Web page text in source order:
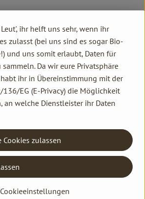
Bete in kleine Stücke schneiden.
zum Kochen bringen und die Rote Bete
Minuten garen. In der Zwischenzeit die
Petersilienwurzeln, Knollensellerie
schneiden.
°C Ober-Unterhitze vorheizen. Die
einem Küchentuch trocken tupfen. Dann
geben und mit 1 EL Öl sowie 1 EL
Zwei Backbleche bzw. Backroste mit
ihr helft uns sehr, wenn ihr
zulasst (bei uns sind es sogar Bio-
und uns somit erlaubt, Daten für
Da wir eure Privatsphäre
ihr in Übereinstimmung mit der
EG (E-Privacy) die Möglichkeit
an welche Dienstleister ihr Daten
Cookieeinstellungen
zulassen